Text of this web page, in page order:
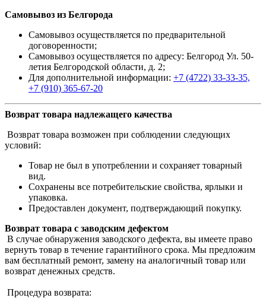
Самовывоз из Белгорода
Самовывоз осуществляется по предварительной
договоренности;
Самовывоз осуществляется по адресу: Белгород Ул. 50-
летия Белгородской области, д. 2;
Для дополнительной информации: +7 (4722) 33-33-35,
+7 (910) 365-67-20
Возврат товара надлежащего качества
Возврат товара возможен при соблюдении следующих
условий:
Товар не был в употреблении и сохраняет товарный
вид.
Сохранены все потребительские свойства, ярлыки и
упаковка.
Предоставлен документ, подтверждающий покупку.
Возврат товара с заводским дефектом
В случае обнаружения заводского дефекта, вы имеете право
вернуть товар в течение гарантийного срока. Мы предложим
вам бесплатный ремонт, замену на аналогичный товар или
возврат денежных средств.
Процедура возврата: